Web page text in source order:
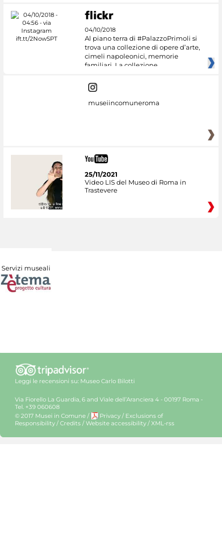
04/10/2018
Al piano terra di #PalazzoPrimoli si
trova una collezione di opere d’arte,
cimeli napoleonici, memorie
familiari. La collezione
museiincomuneroma
25/11/2021
Video LIS del Museo di Roma in
Trastevere
Servizi museali
Leggi le recensioni su: Museo Carlo Bilotti
Via Fiorello La Guardia, 6 and Viale dell’Aranciera 4 - 00197 Roma -
Tel. +39 060608
© 2017 Musei in Comune / Privacy / Exclusions of
Responsibility / Credits / Website accessibility / XML-rss